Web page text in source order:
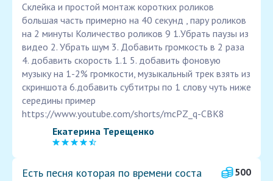
Склейка и простой монтаж коротких роликов
большая часть примерно на 40 секунд , пару роликов
на 2 минуты Количество роликов 9 1.Убрать паузы из
видео 2. Убрать шум 3. Добавить громкость в 2 раза
4. добавить скорость 1.1 5. добавить фоновую
музыку на 1-2% громкости, музыкальный трек взять из
скриншота 6.добавить субтитры по 1 слову чуть ниже
середины пример
https://www.youtube.com/shorts/mcPZ_q-CBK8
Екатерина Терещенко
Есть песня которая по времени соста
500